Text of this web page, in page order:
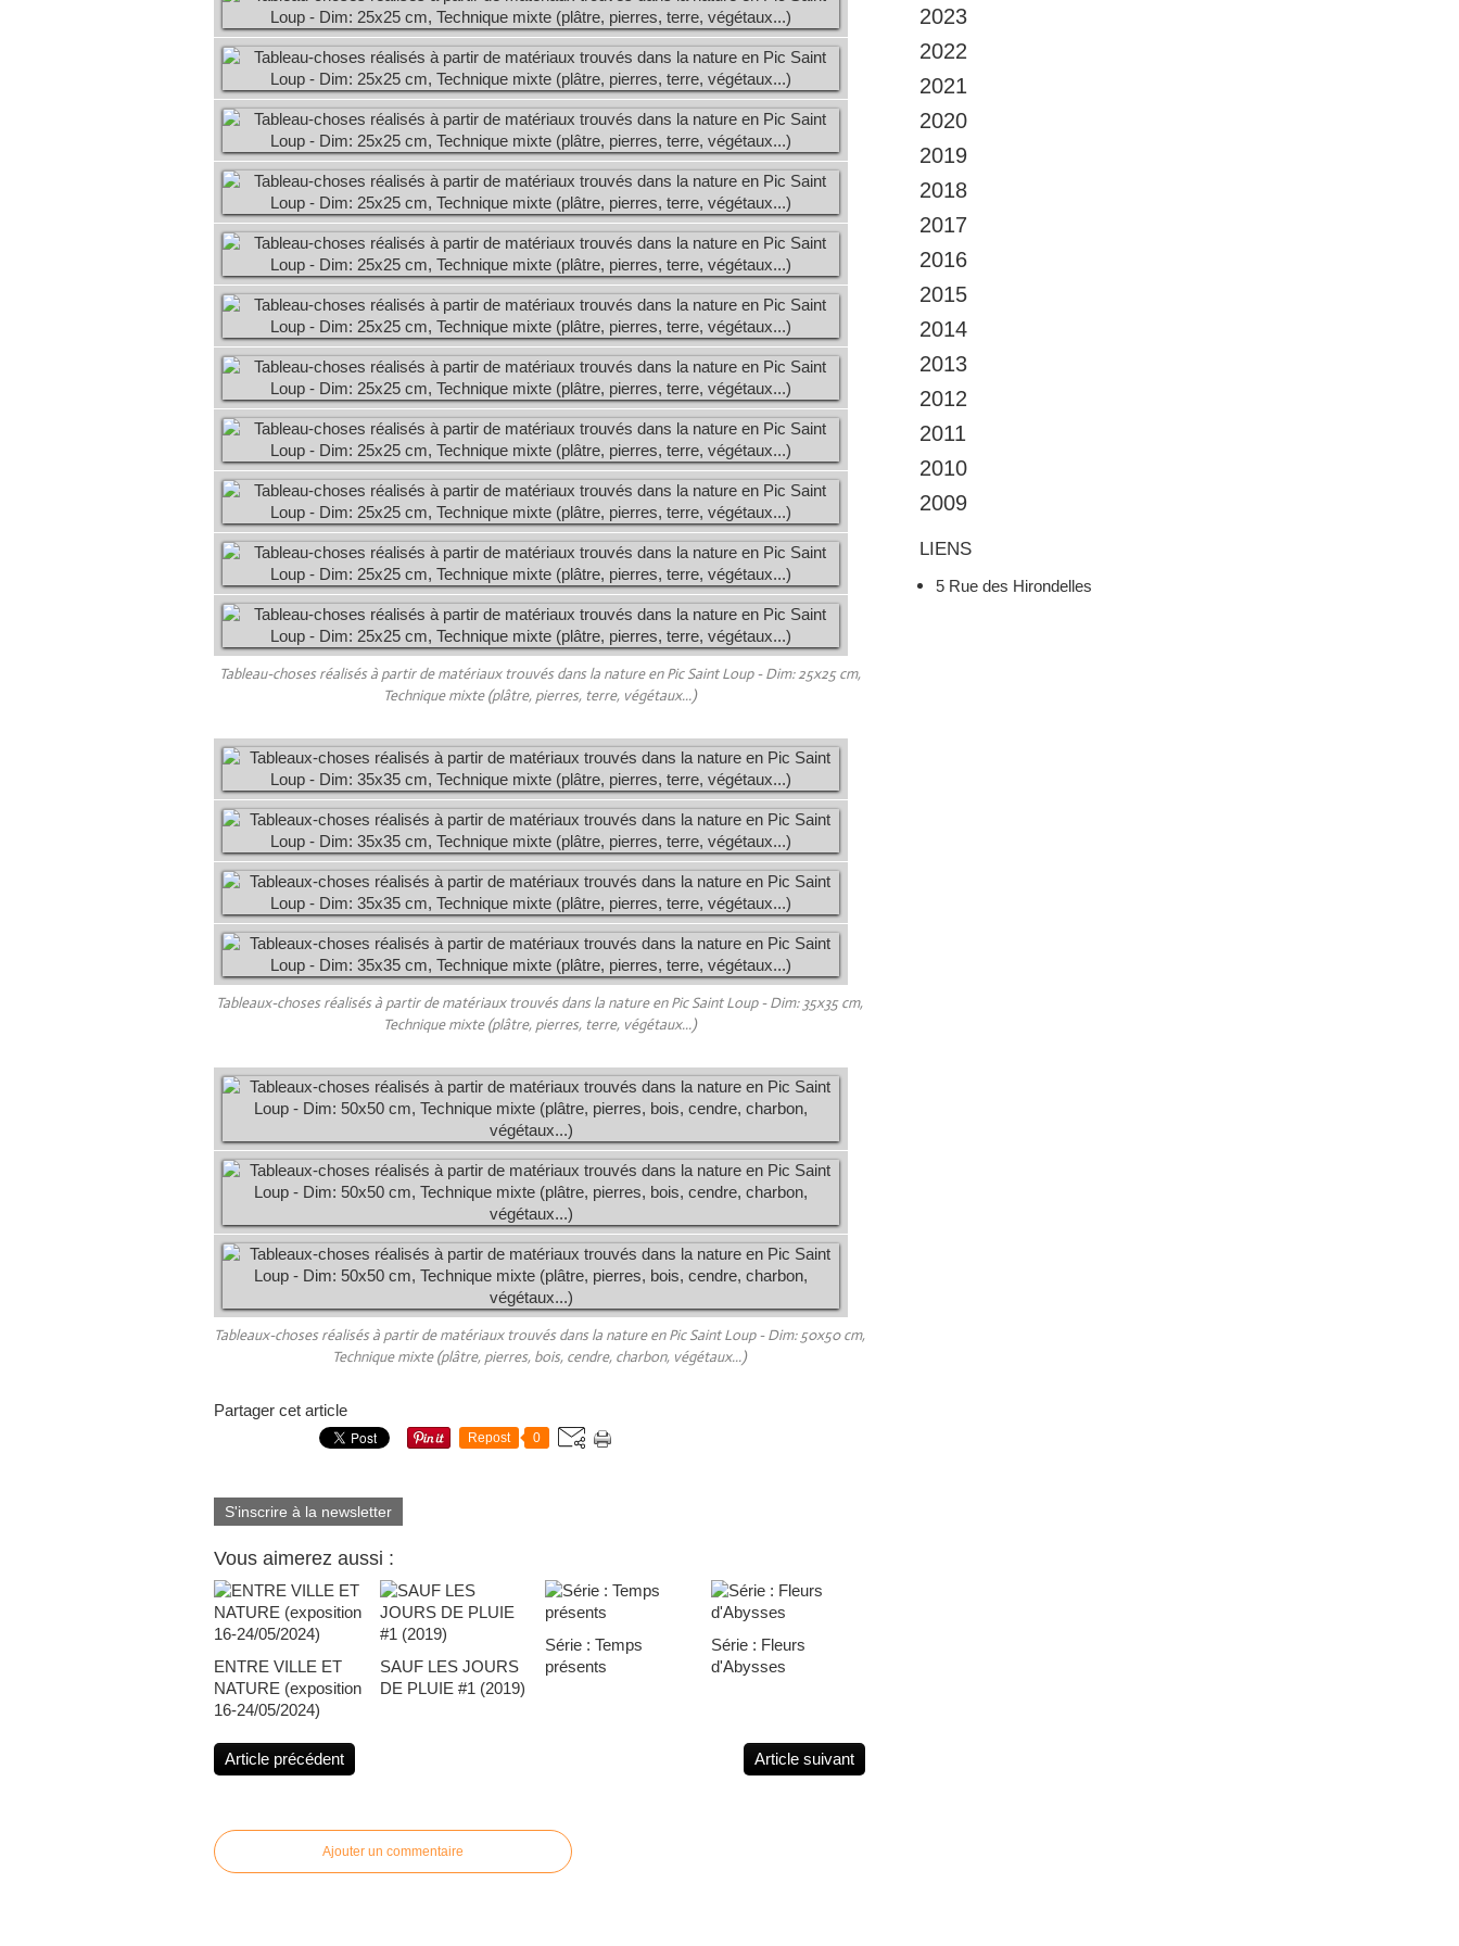
Tableau-choses réalisés à partir de matériaux trouvés dans la nature en Pic Saint Loup - Dim: 25x25 cm,
Technique mixte (plâtre, pierres, terre, végétaux...)
Tableaux-choses réalisés à partir de matériaux trouvés dans la nature en Pic Saint Loup - Dim: 35x35 cm,
Technique mixte (plâtre, pierres, terre, végétaux...)
Tableaux-choses réalisés à partir de matériaux trouvés dans la nature en Pic Saint Loup - Dim: 50x50 cm,
Technique mixte (plâtre, pierres, bois, cendre, charbon, végétaux...)
Partager cet article
Repost 0
S'inscrire à la newsletter
Vous aimerez aussi :
ENTRE VILLE ET
NATURE (exposition
16-24/05/2024)
SAUF LES JOURS
DE PLUIE #1 (2019)
Série : Temps
présents
Série : Fleurs
d'Abysses
Article précédent Article suivant
Ajouter un commentaire
2023
2022
2021
2020
2019
2018
2017
2016
2015
2014
2013
2012
2011
2010
2009
LIENS
5 Rue des Hirondelles